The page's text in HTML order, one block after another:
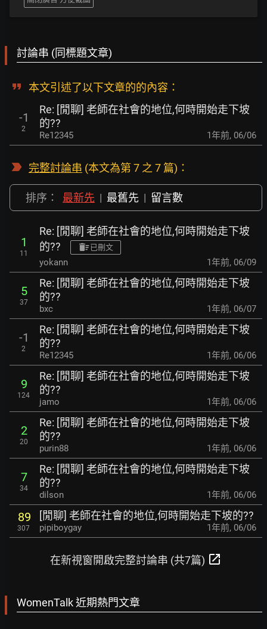
討論串 (同標題文章)
本文引述了以下文章的的內容：
-1
2
Re: [閒聊] 老師在社會的地位,何時開始走下坡
的??
Re12345 1年前, 06/06
完整討論串 (本文為第 7 之 7 篇)：
排序： 最新先 | 最舊先 | 留言數
1
11
Re: [閒聊] 老師在社會的地位,何時開始走下坡
的??
已刪文
yokann 1年前, 06/09
5
37
Re: [閒聊] 老師在社會的地位,何時開始走下坡
的??
bxc 1年前, 06/07
-1
2
Re: [閒聊] 老師在社會的地位,何時開始走下坡
的??
Re12345 1年前, 06/06
9
124
Re: [閒聊] 老師在社會的地位,何時開始走下坡
的??
jamo 1年前, 06/06
2
20
Re: [閒聊] 老師在社會的地位,何時開始走下坡
的??
purin88 1年前, 06/06
7
34
Re: [閒聊] 老師在社會的地位,何時開始走下坡
的??
dilson 1年前, 06/06
89
307
[閒聊] 老師在社會的地位,何時開始走下坡的??
pipiboygay 1年前, 06/06
在新視窗開啟完整討論串 (共7篇) open_in_new
WomenTalk 近期熱門文章